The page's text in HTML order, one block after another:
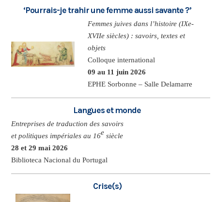
‘Pourrais-je trahir une femme aussi savante ?’
Femmes juives dans l’histoire (IXe-
XVIIe siècles) : savoirs, textes et
objets
Colloque international
09 au 11 juin 2026
EPHE Sorbonne – Salle Delamarre
Langues et monde
Entreprises de traduction des savoirs
et politiques impériales au 16e siècle
28 et 29 mai 2026
Biblioteca Nacional du Portugal
Crise(s)